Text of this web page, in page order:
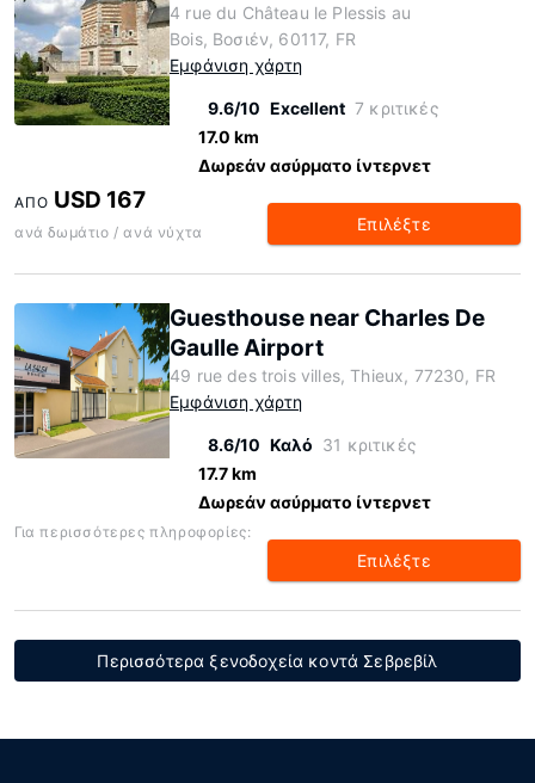
4 rue du Château le Plessis au
Bois, Βοσιέν, 60117, FR
Εμφάνιση χάρτη
9.6/10 Excellent 7 κριτικές
17.0 km
Δωρεάν ασύρματο ίντερνετ
ΑΠΌ USD 167
ανά δωμάτιο / ανά νύχτα Επιλέξτε
Guesthouse near Charles De
Gaulle Airport
49 rue des trois villes, Thieux, 77230, FR
Εμφάνιση χάρτη
8.6/10 Καλό 31 κριτικές
17.7 km
Δωρεάν ασύρματο ίντερνετ
Για περισσότερες πληροφορίες:
Επιλέξτε
Περισσότερα ξενοδοχεία κοντά Σεβρεβίλ